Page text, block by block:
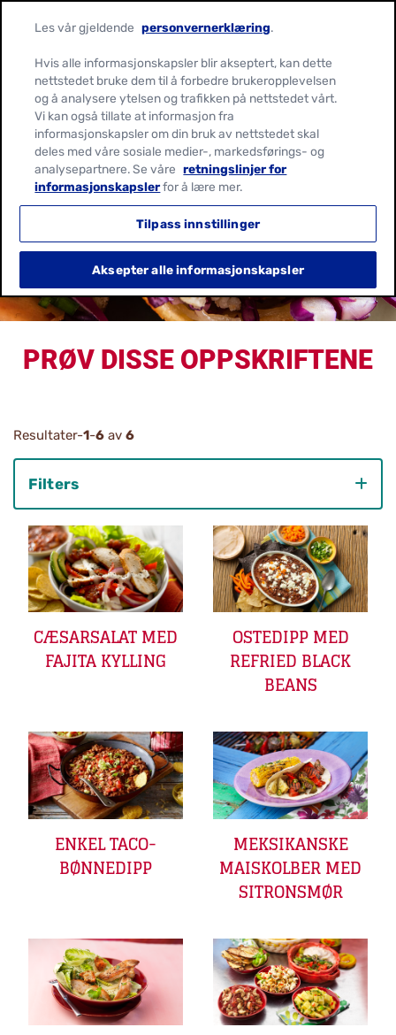
INTERESSERT I VÅRE
FORRETTER
OPPSKRIFTER?
PRØV DISSE OPPSKRIFTENE
Resultater-1-6 av 6
Filters
Category
CÆSARSALAT MED
FAJITA KYLLING
OSTEDIPP MED
REFRIED BLACK
BEANS
ENKEL TACO-
BØNNEDIPP
MEKSIKANSKE
MAISKOLBER MED
SITRONSMØR
Les vår gjeldende personvernerklæring.
Hvis alle informasjonskapsler blir akseptert, kan dette
nettstedet bruke dem til å forbedre brukeropplevelsen
og å analysere ytelsen og trafikken på nettstedet vårt.
Vi kan også tillate at informasjon fra
informasjonskapsler om din bruk av nettstedet skal
deles med våre sosiale medier-, markedsførings- og
analysepartnere. Se våre retningslinjer for
informasjonskapslerfor å lære mer.
Tilpass innstillinger
Aksepter alle informasjonskapsler